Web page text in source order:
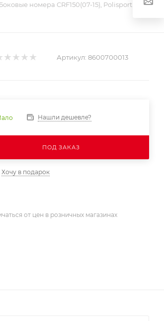
номера CRF150(07-15), Polisport
Артикул: 8600700013
Нашли дешевле?
ПОД ЗАКАЗ
Хочу в подарок
от цен в розничных магазинах